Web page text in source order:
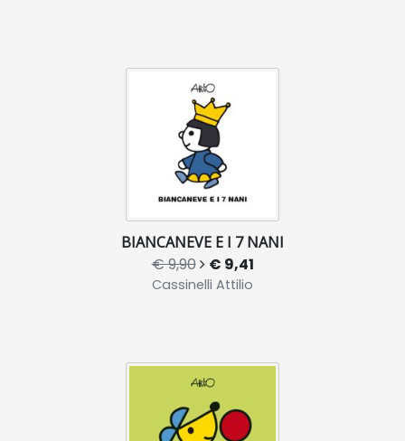
BIANCANEVE E I 7 NANI
€ 9,90 € 9,41
Cassinelli Attilio